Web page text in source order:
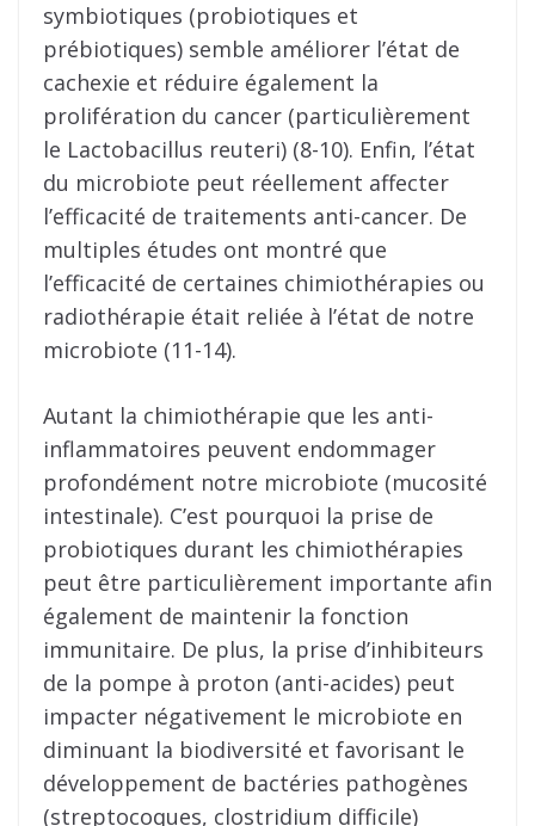
symbiotiques (probiotiques et
prébiotiques) semble améliorer l’état de
cachexie et réduire également la
prolifération du cancer (particulièrement
le Lactobacillus reuteri) (8-10). Enfin, l’état
du microbiote peut réellement affecter
l’efficacité de traitements anti-cancer. De
multiples études ont montré que
l’efficacité de certaines chimiothérapies ou
radiothérapie était reliée à l’état de notre
microbiote (11-14).
Autant la chimiothérapie que les anti-
inflammatoires peuvent endommager
profondément notre microbiote (mucosité
intestinale). C’est pourquoi la prise de
probiotiques durant les chimiothérapies
peut être particulièrement importante afin
également de maintenir la fonction
immunitaire. De plus, la prise d’inhibiteurs
de la pompe à proton (anti-acides) peut
impacter négativement le microbiote en
diminuant la biodiversité et favorisant le
développement de bactéries pathogènes
(streptocoques, clostridium difficile)